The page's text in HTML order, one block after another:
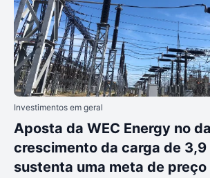
Investimentos em geral
Aposta da WEC Energy no
crescimento da carga de 3,9
sustenta uma meta de preço